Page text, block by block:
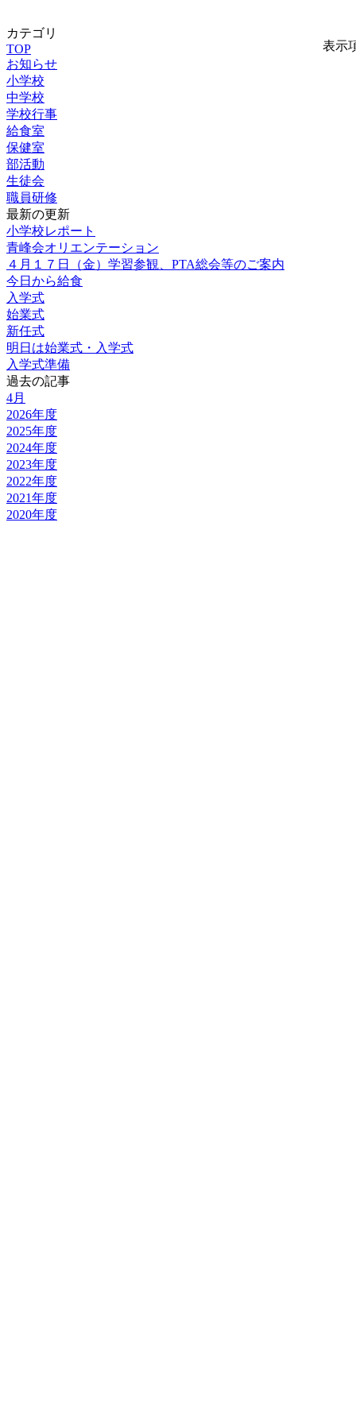
カテゴリ
TOP
お知らせ
小学校
中学校
学校行事
給食室
保健室
部活動
生徒会
職員研修
最新の更新
小学校レポート
青峰会オリエンテーション
４月１７日（金）学習参観、PTA総会等のご案内
今日から給食
入学式
始業式
新任式
明日は始業式・入学式
入学式準備
過去の記事
4月
2026年度
2025年度
2024年度
2023年度
2022年度
2021年度
2020年度
表示